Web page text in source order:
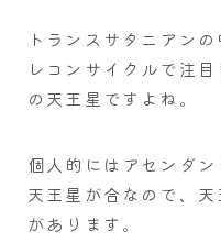
トランスサタニアン
レコンサイクルで注
の天王星ですよね。
個人的にはアセンダ
天王星が合なので、
があります。